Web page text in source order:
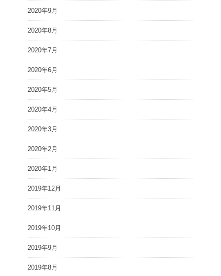
2020年9月
2020年8月
2020年7月
2020年6月
2020年5月
2020年4月
2020年3月
2020年2月
2020年1月
2019年12月
2019年11月
2019年10月
2019年9月
2019年8月